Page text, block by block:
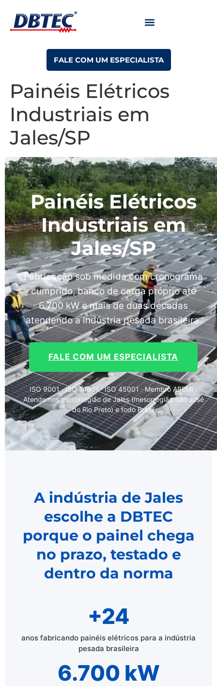
FALE COM UM ESPECIALISTA
Painéis Elétricos
Industriais em
Jales/SP
Painéis Elétricos
Industriais em
Jales/SP
Fabricação sob medida com cronograma
cumprido, banco de carga próprio até
6.700 kW e mais de duas décadas
atendendo a indústria pesada brasileira.
FALE COM UM ESPECIALISTA
ISO 9001 · ISO 14001 · ISO 45001 · Membro ABEMI ·
Atendemos microrregião de Jales (mesorregião São José
do Rio Preto) e todo Brasil
A indústria de Jales
escolhe a DBTEC
porque o painel chega
no prazo, testado e
dentro da norma
+24
anos fabricando painéis elétricos para a indústria
pesada brasileira
6.700 kW